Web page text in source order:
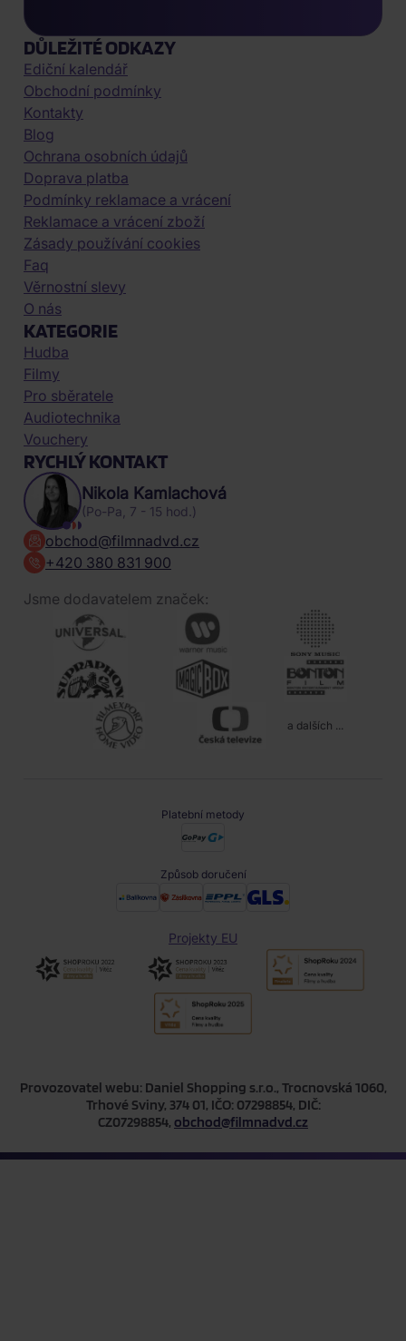
DŮLEŽITÉ ODKAZY
Ediční kalendář
Obchodní podmínky
Kontakty
Blog
Ochrana osobních údajů
Doprava platba
Podmínky reklamace a vrácení
Reklamace a vrácení zboží
Zásady používání cookies
Faq
Věrnostní slevy
O nás
KATEGORIE
Hudba
Filmy
Pro sběratele
Audiotechnika
Vouchery
RYCHLÝ KONTAKT
Nikola Kamlachová
(Po-Pa, 7 - 15 hod.)
obchod@filmnadvd.cz
+420 380 831 900
Jsme dodavatelem značek:
a dalších ...
Platební metody
Způsob doručení
Projekty EU
Provozovatel webu: Daniel Shopping s.r.o., Trocnovská 1060,
Trhové Sviny, 374 01, IČO: 07298854, DIČ:
CZ07298854, obchod@filmnadvd.cz